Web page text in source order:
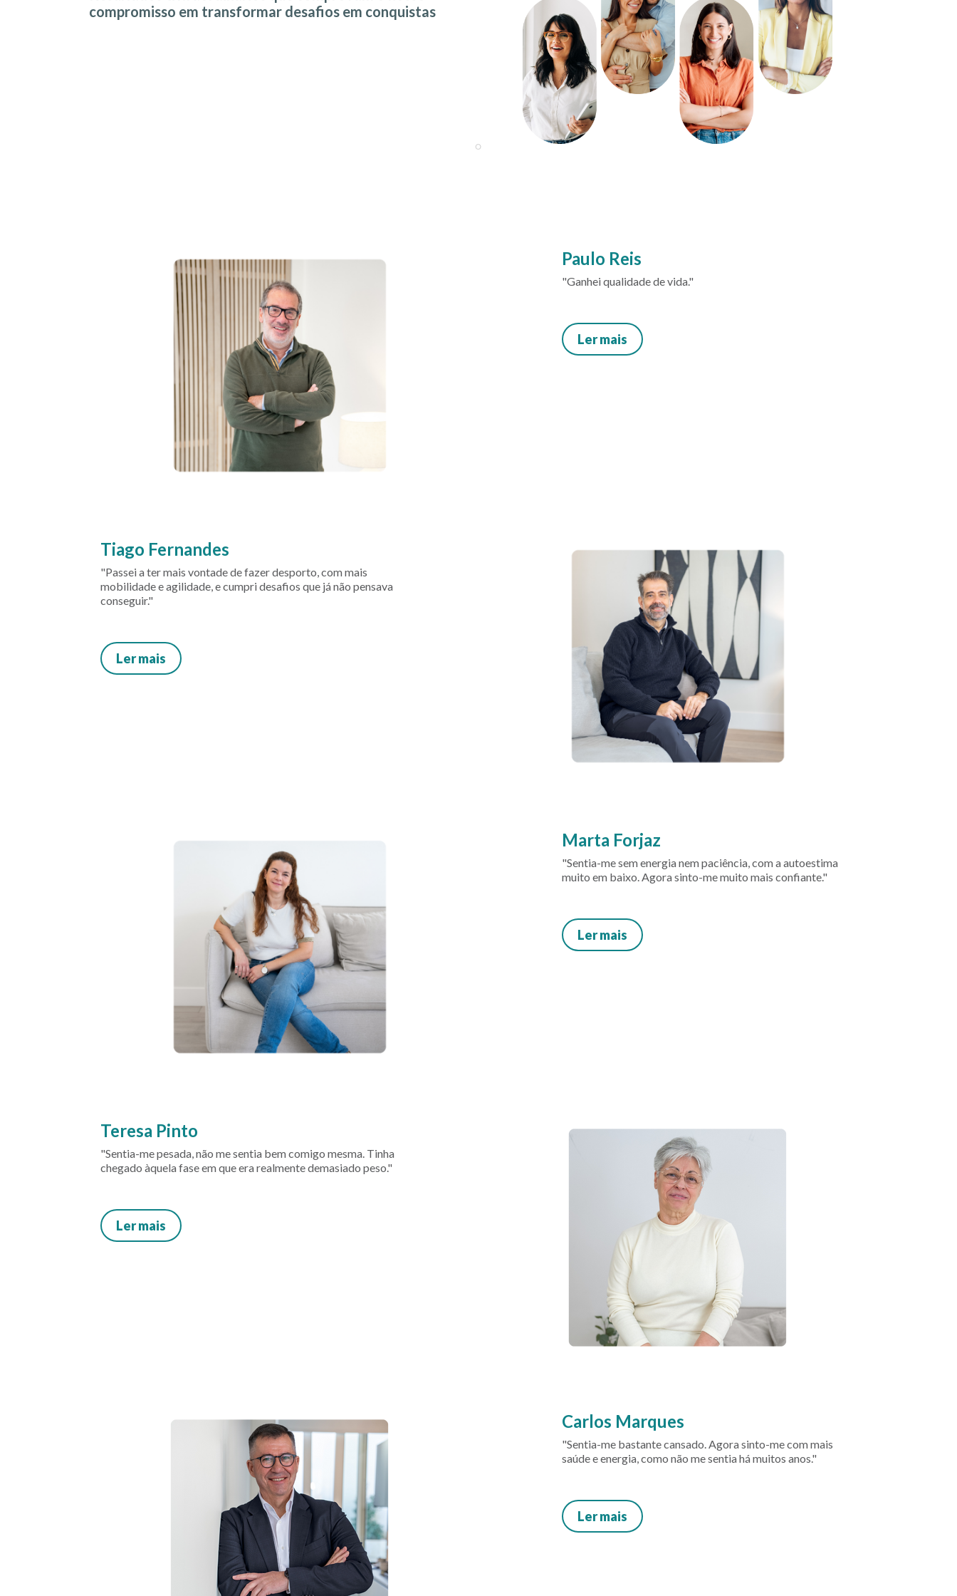
compromisso em transformar desafios em conquistas
Paulo Reis
"Ganhei qualidade de vida."
Ler mais
Tiago Fernandes
"Passei a ter mais vontade de fazer desporto, com mais
mobilidade e agilidade, e cumpri desafios que já não pensava
conseguir."
Ler mais
Marta Forjaz
"Sentia-me sem energia nem paciência, com a autoestima
muito em baixo. Agora sinto-me muito mais confiante."
Ler mais
Teresa Pinto
"Sentia-me pesada, não me sentia bem comigo mesma. Tinha
chegado àquela fase em que era realmente demasiado peso."
Ler mais
Carlos Marques
"Sentia-me bastante cansado. Agora sinto-me com mais
saúde e energia, como não me sentia há muitos anos."
Ler mais